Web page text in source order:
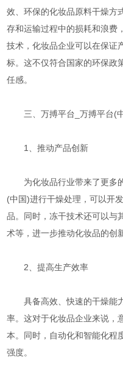
效、环保的化妆品原料干燥方
存和运输过程中的损耗和浪费
技术，化妆品企业可以在保证
标。这不仅符合国家的环保政
任感。
三、万搏平台_万搏平台(中
1、推动产品创新
为化妆品行业带来了更多
(中国)进行干燥处理，可以开
品。同时，冻干技术还可以与
术等，进一步推动化妆品的创
2、提高生产效率
具备高效、快速的干燥能力
率。这对于化妆品企业来说，
本。同时，自动化和智能化程
强度。